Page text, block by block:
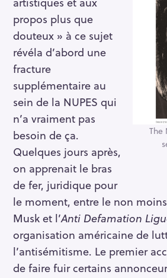
The
propos plus que
douteux » à ce sujet
révéla d’abord une
fracture
supplémentaire au
sein de la NUPES qui
n’a vraiment pas
besoin de ça.
Quelques jours après,
on apprenait le bras
de fer, juridique pour
le moment, entre le non
Musk et l’Anti Defamation
organisation américaine de
l’antisémitisme. Le premier
de faire fuir certains